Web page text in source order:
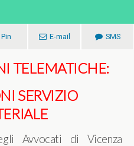
Pin E-mail SMS
TELEMATICHE:
SERVIZIO
Avvocati di Vicenza